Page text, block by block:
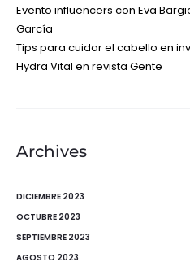
Evento influencers con Eva
García
Tips para cuidar el cabello en
Hydra Vital en revista Gente
Archives
DICIEMBRE 2023
OCTUBRE 2023
SEPTIEMBRE 2023
AGOSTO 2023